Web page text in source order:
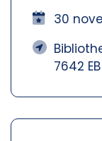
30
7642